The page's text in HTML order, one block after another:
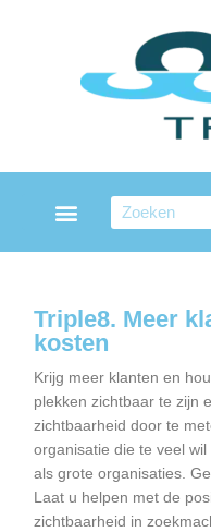
Search
Triple8. Meer
kosten
Krijg meer klanten en
plekken zichtbaar te zijn
zichtbaarheid door te
organisatie die te veel
als grote organisaties.
Laat u helpen met de
zichtbaarheid in